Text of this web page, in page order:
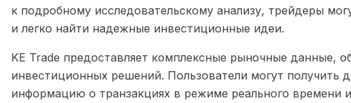
к подробному исследовательскому анализу, трейдеры
и легко найти надежные инвестиционные идеи.
KE Trade предоставляет комплексные рыночные данные,
инвестиционных решений. Пользователи могут получить
информацию о транзакциях в режиме реального